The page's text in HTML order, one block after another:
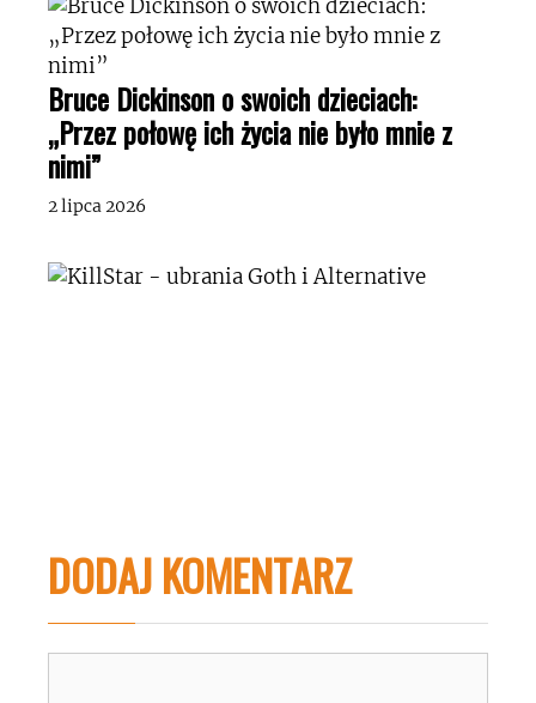
Bruce Dickinson o swoich dzieciach:
„Przez połowę ich życia nie było mnie z
nimi”
2 lipca 2026
DODAJ KOMENTARZ